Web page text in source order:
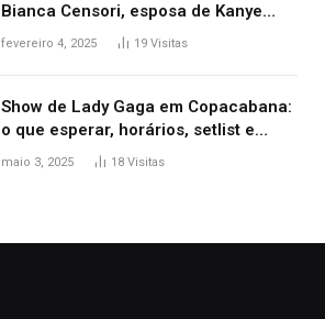
Bianca Censori, esposa de Kanye
West que apareceu nua no Grammy
fevereiro 4, 2025 19 Visitas
Show de Lady Gaga em Copacabana:
o que esperar, horários, setlist e
onde assistir
maio 3, 2025 18 Visitas